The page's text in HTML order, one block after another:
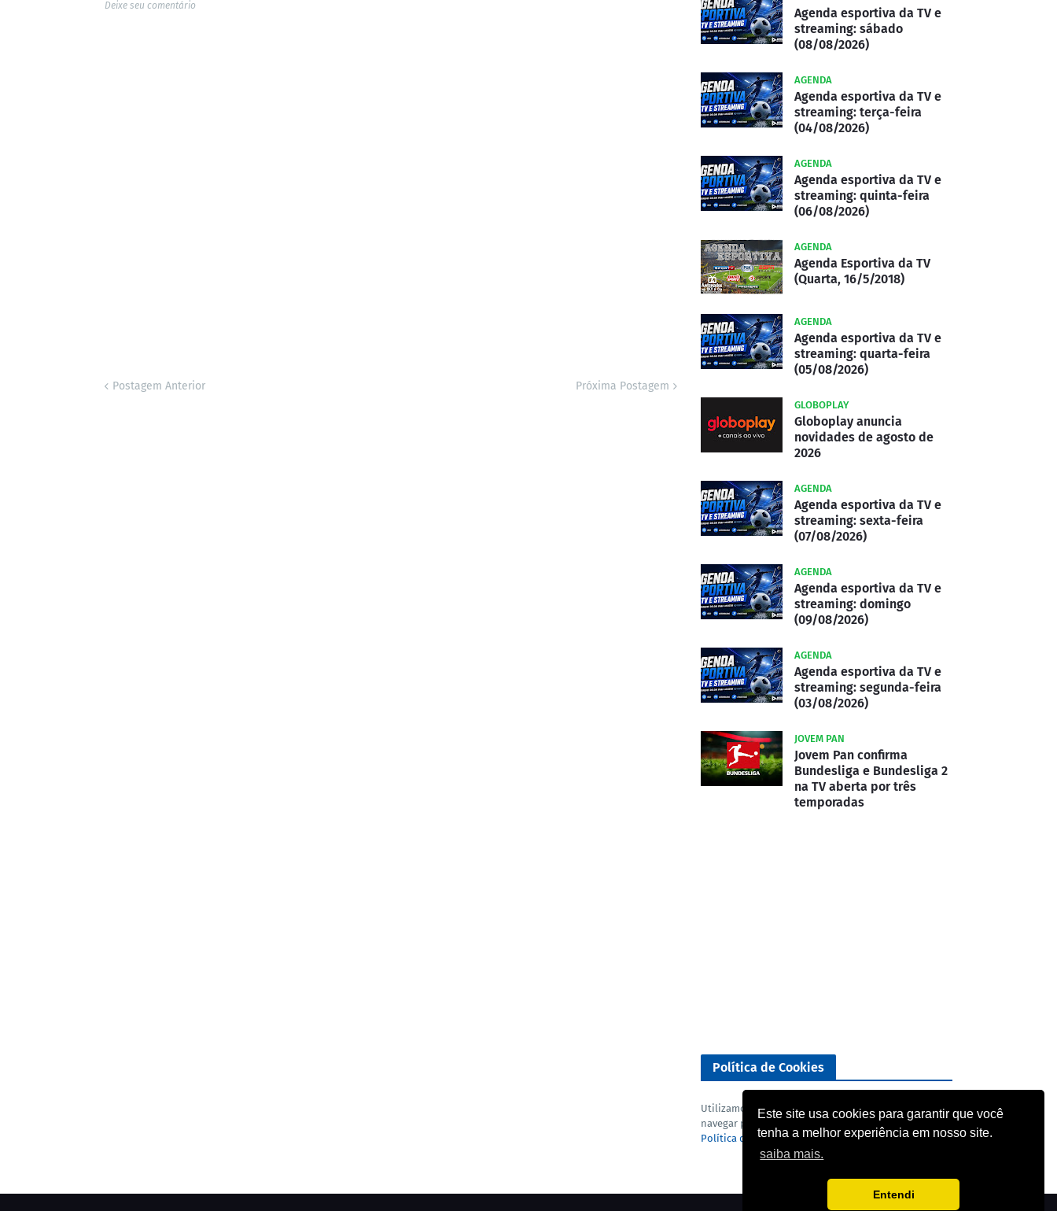
Este site usa cookies para garantir que você
tenha a melhor experiência em nosso site.
saiba mais.
Entendi
Deixe seu comentário
Postagem Anterior Próxima Postagem
Agenda esportiva da TV e
streaming: sábado
(08/08/2026)
AGENDA
Agenda esportiva da TV e
streaming: terça-feira
(04/08/2026)
AGENDA
Agenda esportiva da TV e
streaming: quinta-feira
(06/08/2026)
AGENDA
Agenda Esportiva da TV
(Quarta, 16/5/2018)
AGENDA
Agenda esportiva da TV e
streaming: quarta-feira
(05/08/2026)
GLOBOPLAY
Globoplay anuncia
novidades de agosto de
2026
AGENDA
Agenda esportiva da TV e
streaming: sexta-feira
(07/08/2026)
AGENDA
Agenda esportiva da TV e
streaming: domingo
(09/08/2026)
AGENDA
Agenda esportiva da TV e
streaming: segunda-feira
(03/08/2026)
JOVEM PAN
Jovem Pan confirma
Bundesliga e Bundesliga 2
na TV aberta por três
temporadas
Política de Cookies
Utilizamos cookies para analisar o nosso tráfego. Ao
navegar pelo blog você concorda com a nossa
Política de privacidadeeTermo de uso.